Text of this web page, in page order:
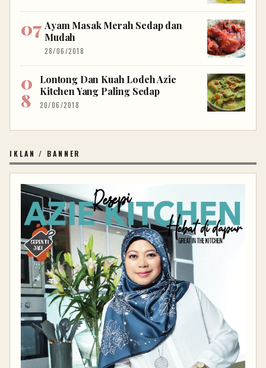
Ayam Masak Merah Sedap dan
Mudah
28/06/2018
Lontong Dan Kuah Lodeh Azie
Kitchen Yang Paling Sedap
20/06/2018
IKLAN / BANNER